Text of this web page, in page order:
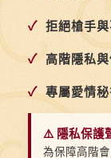
✓ 拒絕槍手
✓ 高階隱私
✓ 專屬愛情
⚠️ 隱私保護
為保障高階